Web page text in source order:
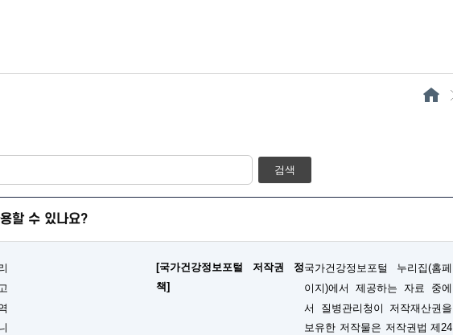
검색
할 수 있나요?
[국가건강정보포털 저작권 정
책]
국가건강정보포털 누리집(홈페
이지)에서 제공하는 자료 중에
서 질병관리청이 저작재산권을
보유한 저작물은 저작권법 제24